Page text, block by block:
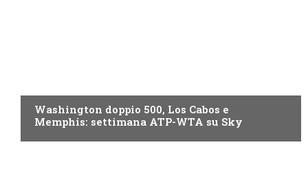
Washington doppio 500, Los Cabos e
Memphis: settimana ATP-WTA su Sky